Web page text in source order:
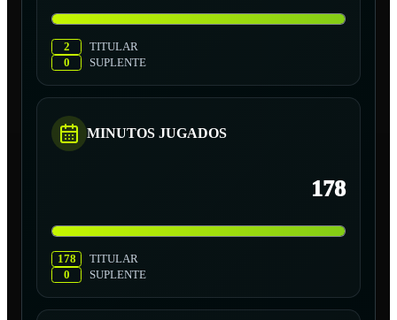
2
TITULAR
0
SUPLENTE
MINUTOS JUGADOS
178
178
TITULAR
0
SUPLENTE